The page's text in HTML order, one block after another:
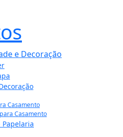
e Decoração
Casamento
Casamento
Papelaria